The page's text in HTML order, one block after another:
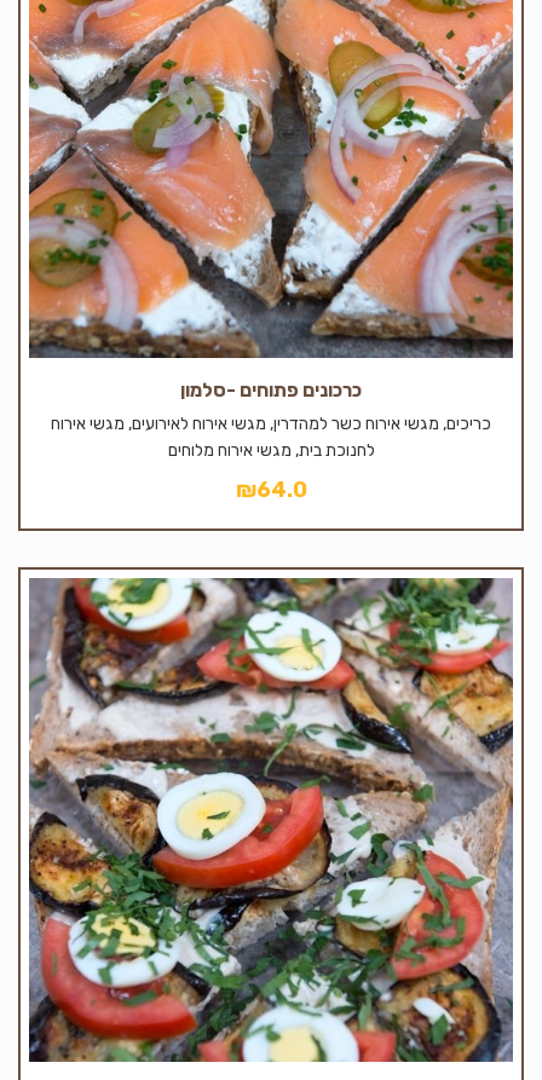
כרכונים פתוחים -סלמון
כריכים, מגשי אירוח כשר למהדרין, מגשי אירוח לאירועים, מגשי אירוח
לחנוכת בית, מגשי אירוח מלוחים
₪64.0